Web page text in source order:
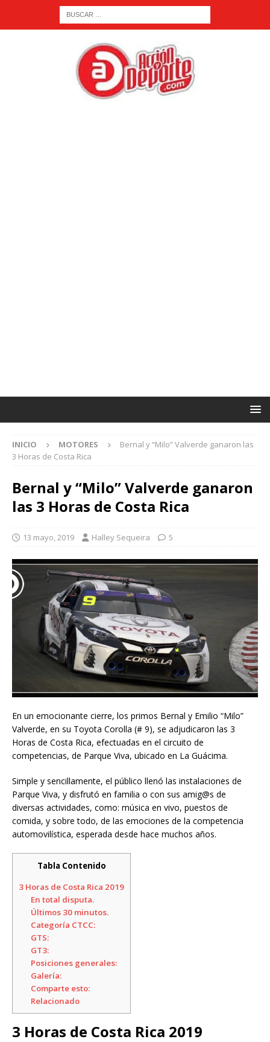
INICIO MOTORES
Bernal y “Milo” Valverde ganaron las
3 Horas de Costa Rica
Bernal y “Milo” Valverde ganaron
las 3 Horas de Costa Rica
13 mayo, 2019 Halley Sequeira 5
En un emocionante cierre, los primos Bernal y Emilio “Milo”
Valverde, en su Toyota Corolla (# 9), se adjudicaron las 3
Horas de Costa Rica, efectuadas en el circuito de
competencias, de Parque Viva, ubicado en La Guácima.
Simple y sencillamente, el público llenó las instalaciones de
Parque Viva, y disfrutó en familia o con sus amig@s de
diversas actividades, como: música en vivo, puestos de
comida, y sobre todo, de las emociones de la competencia
automovilística, esperada desde hace muchos años.
Tabla Contenido
3 Horas de Costa Rica 2019
En total disputa.
Últimos 30 minutos.
Categoría CTCC:
GTS:
GT3:
Posiciones generales:
Galería:
Comparte esto:
Relacionado
3 Horas de Costa Rica 2019